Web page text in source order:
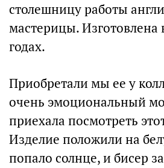
столешницу работы
мастерицы. Изготовлена
годах.
Приобретали мы ее у
очень эмоциональный
приехала посмотреть
Изделие положили на
попало солнце, и бисер